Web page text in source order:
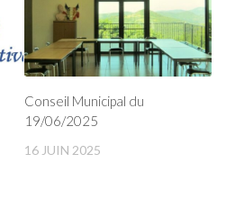
Conseil Municipal du
19/06/2025
16 JUIN 2025